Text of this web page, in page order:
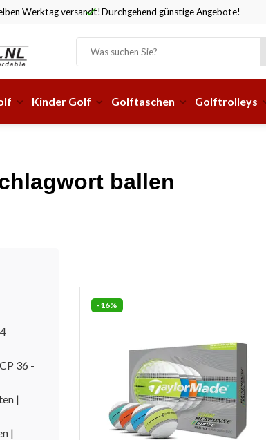
Werktag versandt!Durchgehend günstige Angebote!
Kinder Golf Golftaschen Golftrolleys
ballen
36 -
|
|
-16%